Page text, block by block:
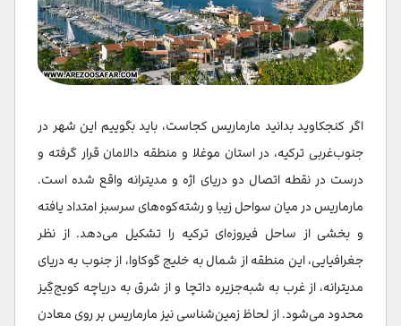
هزینه خورد و خوراک در مارماریس
هزینه حمل و نقل در مارماریس
هزینه تفریحات در مارماریس
جاهای دیدنی مارماریس کجاست
جاهای تفریحی مارماریس
مراکز خرید مارماريس
سخن پایانی
اگر کنجکاوید بدانید مارماریس کجاست، باید بگوییم این شهر در
جنوب‌غربی ترکیه، در استان موغلا و منطقه دالامان قرار گرفته و
درست در نقطه اتصال دو دریای اژه و مدیترانه واقع شده است.
مارماریس در میان سواحل زیبا و رشته‌کوه‌های سرسبز امتداد یافته
و بخشی از ساحل فیروزه‌ای ترکیه را تشکیل می‌دهد. از نظر
جغرافیایی، این منطقه از شمال به خلیج گوکاوا، از جنوب به دریای
مدیترانه، از غرب به شبه‌جزیره داتچا و از شرق به دریاچه کویج‌گِیز
محدود می‌شود. از لحاظ زمین‌شناسی نیز مارماریس بر روی معادن